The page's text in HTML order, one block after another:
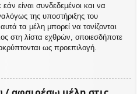
είναι συνδεδεμένοι και να
της υποστήριξης του
τα μέλη μπορεί να τονίζονται
στη λίστα εχθρών, οποιεσδήποτε
ως προεπιλογή.